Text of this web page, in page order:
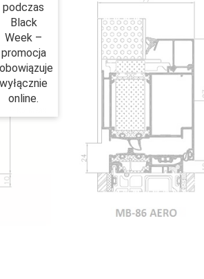
podczas
Black
Week –
promocja
obowiązuje
wyłącznie
online.